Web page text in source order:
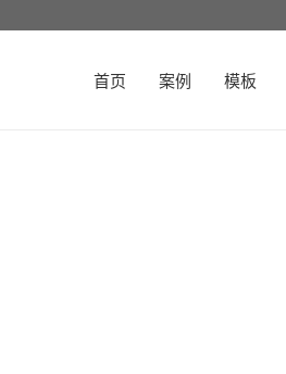
首页 案例 模板